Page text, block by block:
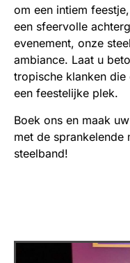
om een intiem
een sfeervolle
evenement, onze
ambiance. Laat u
tropische klanken
een feestelijke plek.
Boek ons en maak
met de sprankelende
steelband!